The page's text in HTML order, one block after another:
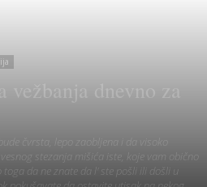
dnevno za
čvrsta, lepo zaobljena i da visoko
stezanja mišića iste, koje vam obično
da ne znate da l' ste pošli ili došli u